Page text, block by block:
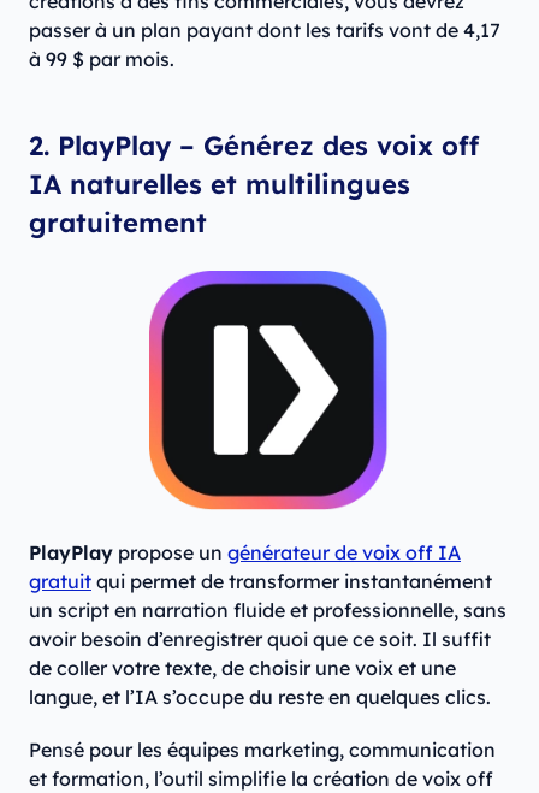
passer à un plan payant dont les tarifs vont de 4,17
à 99 $ par mois.
2. PlayPlay – Générez des voix off
IA naturelles et multilingues
gratuitement
PlayPlay propose un générateur de voix off IA
gratuit qui permet de transformer instantanément
un script en narration fluide et professionnelle, sans
avoir besoin d’enregistrer quoi que ce soit. Il suffit
de coller votre texte, de choisir une voix et une
langue, et l’IA s’occupe du reste en quelques clics.
Pensé pour les équipes marketing, communication
et formation, l’outil simplifie la création de voix off